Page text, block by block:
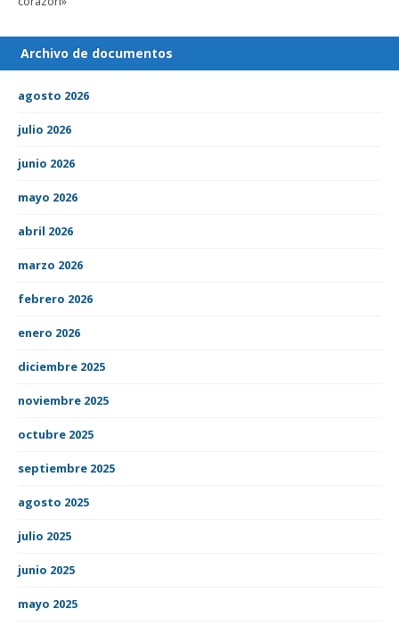
Archivo de documentos
agosto 2026
julio 2026
junio 2026
mayo 2026
abril 2026
marzo 2026
febrero 2026
enero 2026
diciembre 2025
noviembre 2025
octubre 2025
septiembre 2025
agosto 2025
julio 2025
junio 2025
mayo 2025